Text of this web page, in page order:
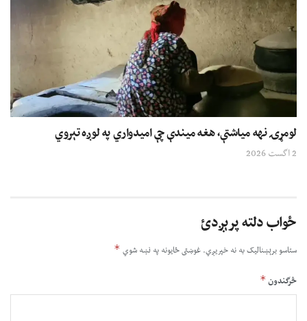
لومړۍ نهه میاشتې، هغه میندې چې امیدواري په لوږه تېروي
2 اگست 2026
ځواب دلته پرېږدئ
ستاسو برېښناليک به نه خپريږي.غوښتى ځایونه په نښه شوي *
څرگندون*